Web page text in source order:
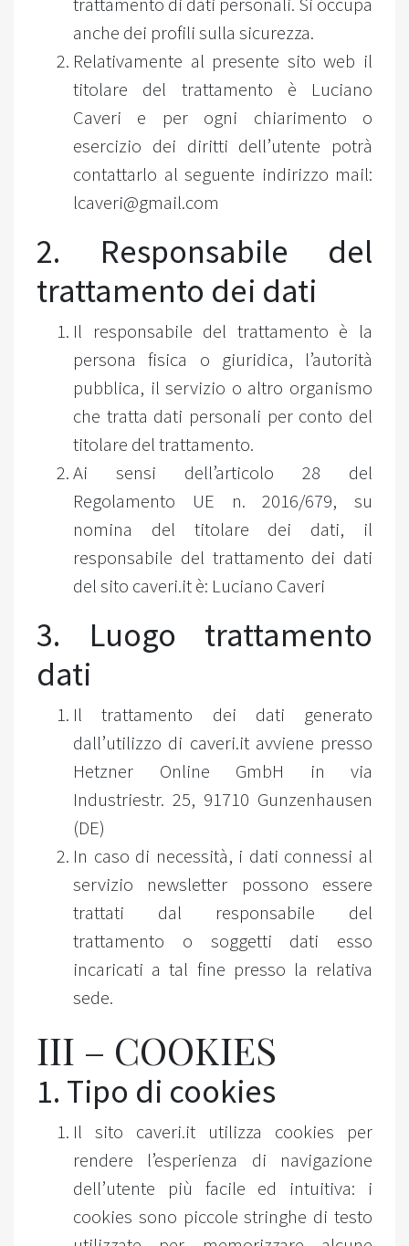
anche dei profili sulla sicurezza.
Relativamente al presente sito web il
titolare del trattamento è Luciano
Caveri e per ogni chiarimento o
esercizio dei diritti dell’utente potrà
contattarlo al seguente indirizzo mail:
lcaveri@gmail.com
2. Responsabile del
trattamento dei dati
Il responsabile del trattamento è la
persona fisica o giuridica, l’autorità
pubblica, il servizio o altro organismo
che tratta dati personali per conto del
titolare del trattamento.
Ai sensi dell’articolo 28 del
Regolamento UE n. 2016/679, su
nomina del titolare dei dati, il
responsabile del trattamento dei dati
del sito caveri.it è: Luciano Caveri
3. Luogo trattamento
dati
Il trattamento dei dati generato
dall’utilizzo di caveri.it avviene presso
Hetzner Online GmbH in via
Industriestr. 25, 91710 Gunzenhausen
(DE)
In caso di necessità, i dati connessi al
servizio newsletter possono essere
trattati dal responsabile del
trattamento o soggetti dati esso
incaricati a tal fine presso la relativa
sede.
III – COOKIES
1. Tipo di cookies
Il sito caveri.it utilizza cookies per
rendere l’esperienza di navigazione
dell’utente più facile ed intuitiva: i
cookies sono piccole stringhe di testo